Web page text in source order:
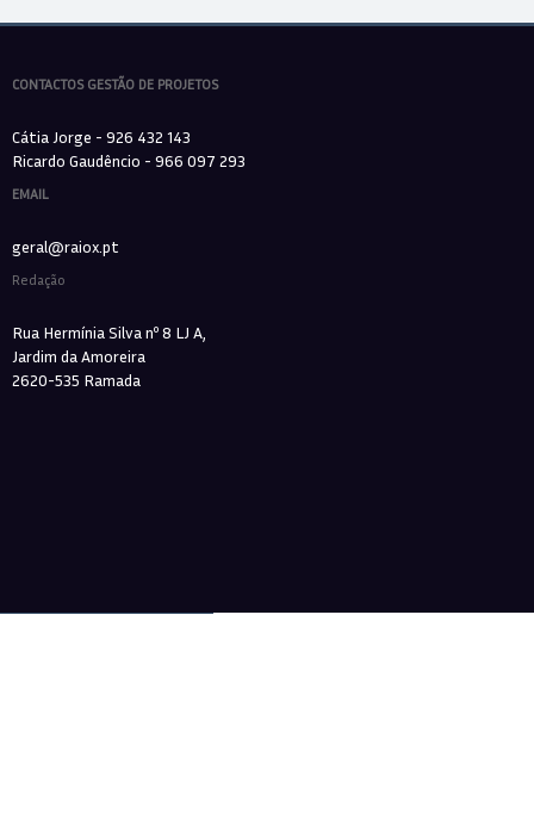
CONTACTOS GESTÃO DE PROJETOS
Cátia Jorge - 926 432 143
Ricardo Gaudêncio - 966 097 293
EMAIL
geral@raiox.pt
Redação
Rua Hermínia Silva nº 8 LJ A,
Jardim da Amoreira
2620-535 Ramada